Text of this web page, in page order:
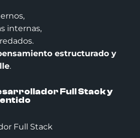
internas,
estructurado y
.
Full Stack y